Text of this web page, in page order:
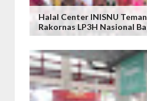
Halal Center INISNU
Rakornas LP3H Nasional